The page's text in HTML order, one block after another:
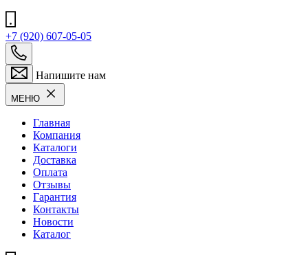
+7 (920) 607-05-05
Напишите нам
МЕНЮ
Главная
Компания
Каталоги
Доставка
Оплата
Отзывы
Гарантия
Контакты
Новости
Каталог